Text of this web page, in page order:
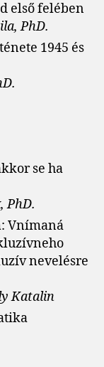
első felében
PhD.
1945 és
se ha
PhD.
: Vnímaná
nevelésre
Katalin